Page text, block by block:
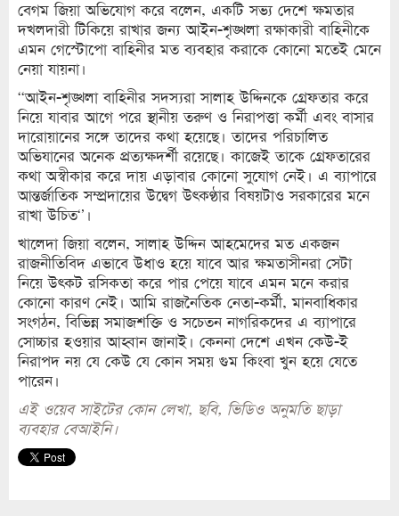
বেগম জিয়া অভিযোগ করে বলেন, একটি সভ্য দেশে ক্ষমতার
দখলদারী টিকিয়ে রাখার জন্য আইন-শৃঙ্খলা রক্ষাকারী বাহিনীকে
এমন গেস্টোপো বাহিনীর মত ব্যবহার করাকে কোনো মতেই মেনে
নেয়া যায়না।
‘‘আইন-শৃঙ্খলা বাহিনীর সদস্যরা সালাহ উদ্দিনকে গ্রেফতার করে
নিয়ে যাবার আগে পরে স্থানীয় তরুণ ও নিরাপত্তা কর্মী এবং বাসার
দারোয়ানের সঙ্গে তাদের কথা হয়েছে। তাদের পরিচালিত
অভিযানের অনেক প্রত্যক্ষদর্শী রয়েছে। কাজেই তাকে গ্রেফতারের
কথা অস্বীকার করে দায় এড়াবার কোনো সুযোগ নেই। এ ব্যাপারে
আন্তর্জাতিক সম্প্রদায়ের উদ্বেগ উৎকণ্ঠার বিষয়টাও সরকারের মনে
রাখা উচিত‘’।
খালেদা জিয়া বলেন, সালাহ উদ্দিন আহমেদের মত একজন
রাজনীতিবিদ এভাবে উধাও হয়ে যাবে আর ক্ষমতাসীনরা সেটা
নিয়ে উৎকট রসিকতা করে পার পেয়ে যাবে এমন মনে করার
কোনো কারণ নেই। আমি রাজনৈতিক নেতা-কর্মী, মানবাধিকার
সংগঠন, বিভিন্ন সমাজশক্তি ও সচেতন নাগরিকদের এ ব্যাপারে
সোচ্চার হওয়ার আহ্বান জানাই। কেননা দেশে এখন কেউ-ই
নিরাপদ নয় যে কেউ যে কোন সময় গুম কিংবা খুন হয়ে যেতে
পারেন।
এই ওয়েব সাইটের কোন লেখা, ছবি, ভিডিও অনুমতি ছাড়া
ব্যবহার বেআইনি।